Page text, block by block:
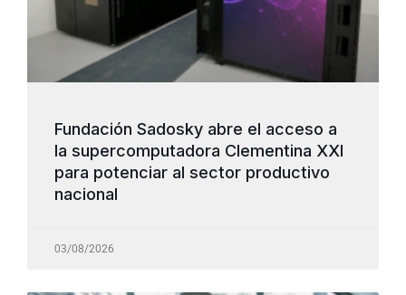
Fundación Sadosky abre el acceso a
la supercomputadora Clementina XXI
para potenciar al sector productivo
nacional
03/08/2026